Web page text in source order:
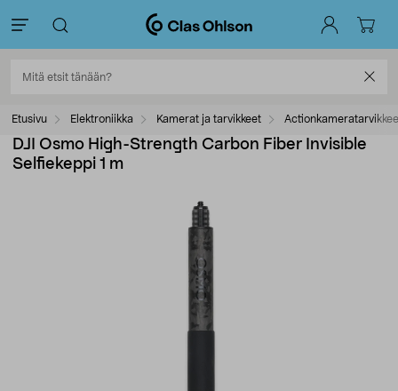
Etusivu Elektroniikka Kamerat ja tarvikkeet
DJI Osmo High-Strength Carbon Fiber Invisible
Selfiekeppi 1 m